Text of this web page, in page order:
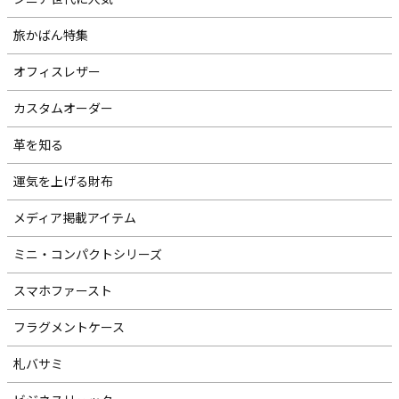
旅かばん特集
オフィスレザー
カスタムオーダー
革を知る
運気を上げる財布
メディア掲載アイテム
ミニ・コンパクトシリーズ
スマホファースト
フラグメントケース
札バサミ